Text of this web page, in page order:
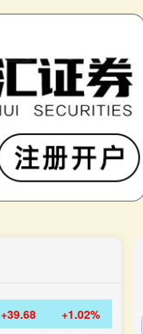
+39.68 +1.02%